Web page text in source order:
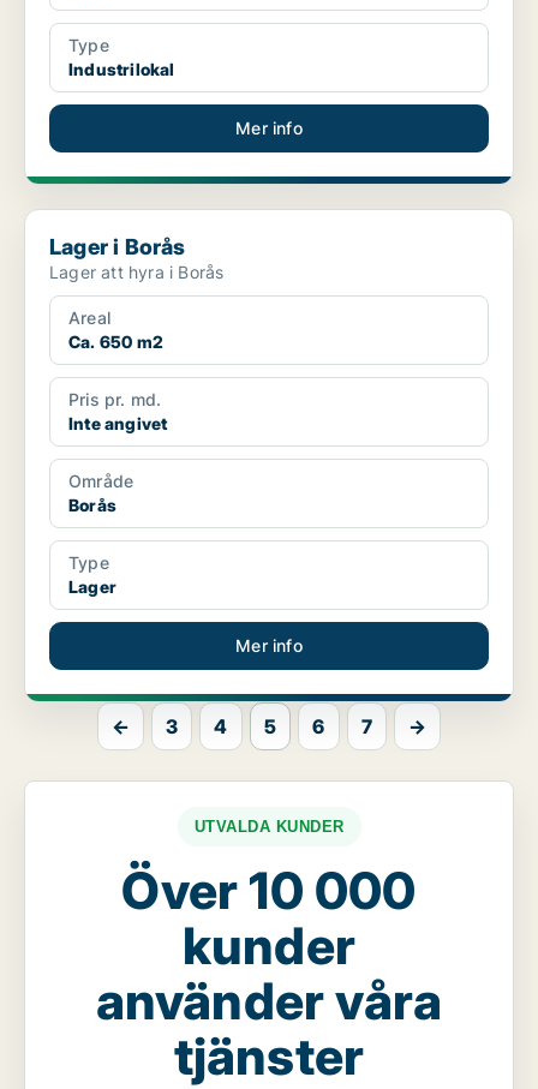
Type
Industrilokal
Mer info
Lager i Borås
Lager i Borås
Lager att hyra i Borås
Areal
Ca. 650 m2
Pris pr. md.
Inte angivet
Område
Borås
Type
Lager
Mer info
← 3 4 5 6 7 →
UTVALDA KUNDER
Över 10 000
kunder
använder våra
tjänster